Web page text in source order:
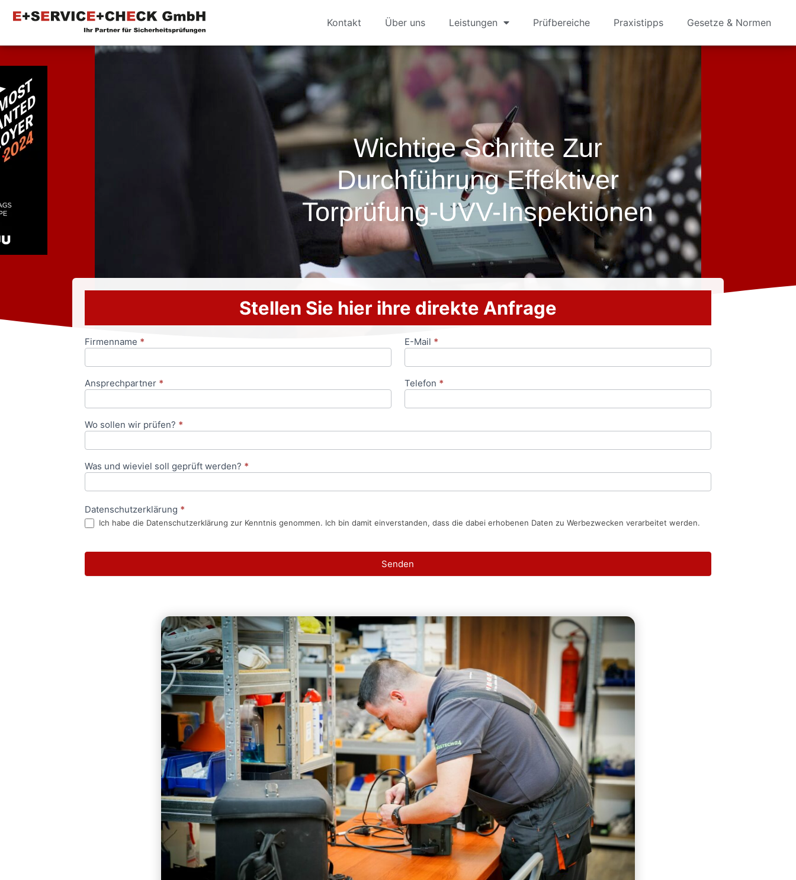
Kontakt Über uns Leistungen Prüfbereiche Praxistipps Gesetze & Normen
Wichtige Schritte Zur
Durchführung Effektiver
Torprüfung-UVV-Inspektionen
Stellen Sie hier ihre direkte Anfrage
Anfrageformular
Firmenname * E-Mail *
Ansprechpartner * Telefon *
Wo sollen wir prüfen? *
Was und wieviel soll geprüft werden? *
Datenschutzerklärung *
Ich habe die Datenschutzerklärung zur Kenntnis genommen. Ich bin damit einverstanden, dass die dabei erhobenen Daten zu Werbezwecken verarbeitet werden.
Senden